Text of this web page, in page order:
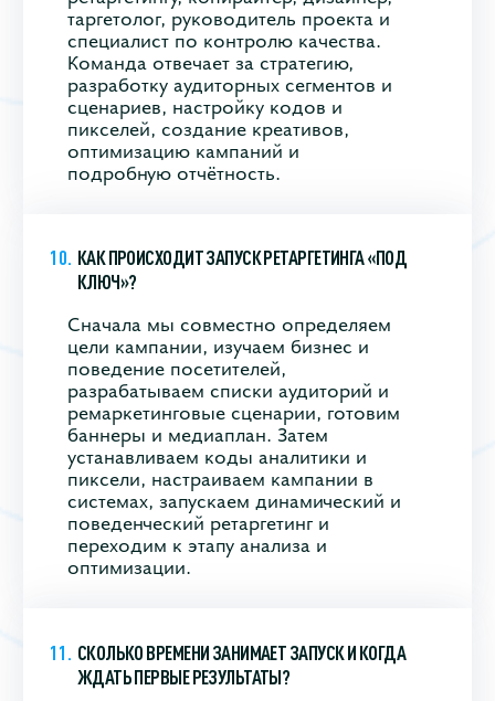
таргетолог, руководитель проекта и
специалист по контролю качества.
Команда отвечает за стратегию,
разработку аудиторных сегментов и
сценариев, настройку кодов и
пикселей, создание креативов,
оптимизацию кампаний и
подробную отчётность.
КАК ПРОИСХОДИТ ЗАПУСК РЕТАРГЕТИНГА «ПОД
КЛЮЧ»?
Сначала мы совместно определяем
цели кампании, изучаем бизнес и
поведение посетителей,
разрабатываем списки аудиторий и
ремаркетинговые сценарии, готовим
баннеры и медиаплан. Затем
устанавливаем коды аналитики и
пиксели, настраиваем кампании в
системах, запускаем динамический и
поведенческий ретаргетинг и
переходим к этапу анализа и
оптимизации.
СКОЛЬКО ВРЕМЕНИ ЗАНИМАЕТ ЗАПУСК И КОГДА
ЖДАТЬ ПЕРВЫЕ РЕЗУЛЬТАТЫ?